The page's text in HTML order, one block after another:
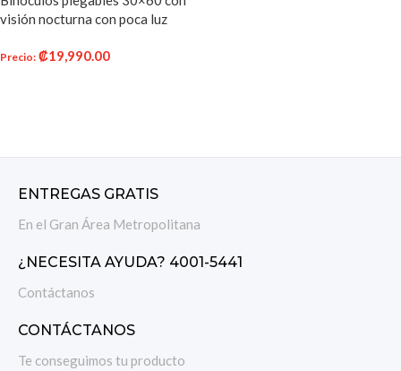
visión nocturna con poca luz
excursiones, caza, etc.
Precio: ₡19,990.00
ENTREGAS GRATIS
En el Gran Área Metropolitana
¿NECESITA AYUDA? 4001-5441
Contáctanos
CONTÁCTANOS
Te conseguimos tu producto